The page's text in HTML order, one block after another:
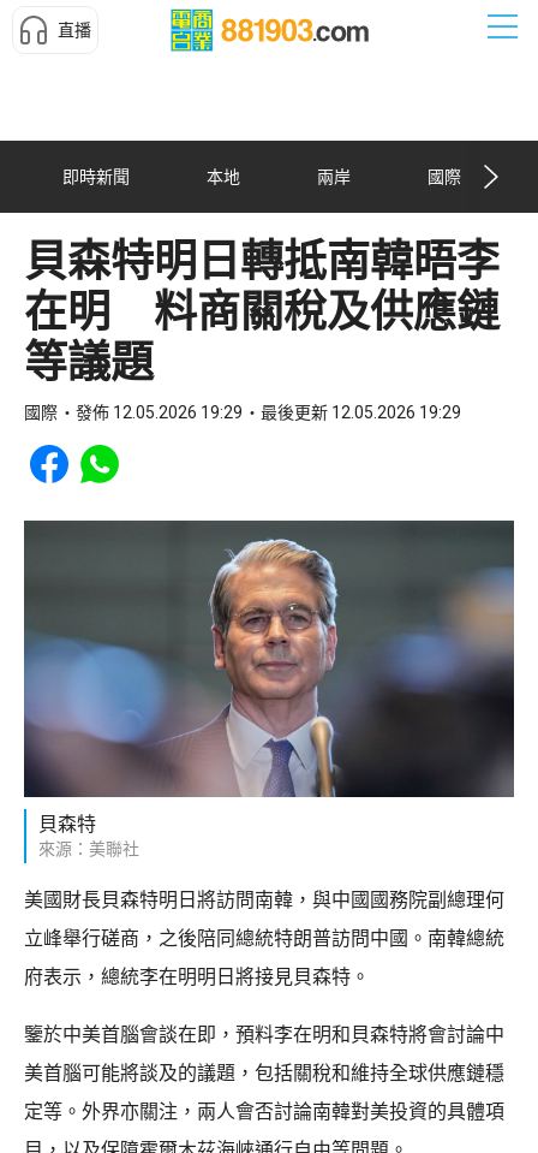
直播
即時新聞 本地 兩岸 國際
貝森特明日轉抵南韓晤李
在明 料商關稅及供應鏈
等議題
國際 發佈 12.05.2026 19:29 最後更新 12.05.2026 19:29
Share to Facebook
Share to WhatsApp
貝森特
來源：美聯社
美國財長貝森特明日將訪問南韓，與中國國務院副總理何
立峰舉行磋商，之後陪同總統特朗普訪問中國。南韓總統
府表示，總統李在明明日將接見貝森特。
鑒於中美首腦會談在即，預料李在明和貝森特將會討論中
美首腦可能將談及的議題，包括關稅和維持全球供應鏈穩
定等。外界亦關注，兩人會否討論南韓對美投資的具體項